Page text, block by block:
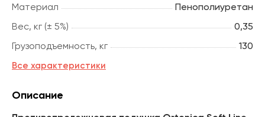
Материал
Пенополиуретан
Вес, кг (± 5%)
0,35
Грузоподъемность, кг
130
Все характеристики
Описание